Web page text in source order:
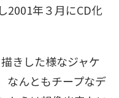
2001年３月にCD化
きした様なジャケ
なんともチープなデ